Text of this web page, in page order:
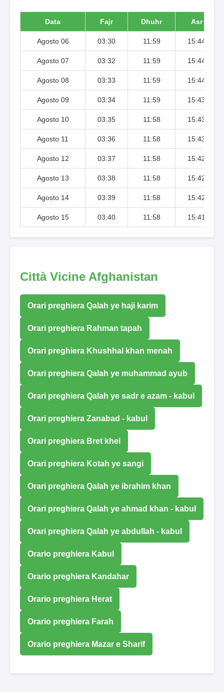
Data Fajr Dhuhr Asr
Agosto 06 03:30 11:59 15:44
Agosto 07 03:32 11:59 15:44
Agosto 08 03:33 11:59 15:44
Agosto 09 03:34 11:59 15:43
Agosto 10 03:35 11:58 15:43
Agosto 11 03:36 11:58 15:43
Agosto 12 03:37 11:58 15:42
Agosto 13 03:38 11:58 15:42
Agosto 14 03:39 11:58 15:42
Agosto 15 03:40 11:58 15:41
Città Vicine Afghanistan
Orari preghiera Qalah ye haji karim
Orari preghiera Rahman tapah
Orari preghiera Khushhal khan menah
Orari preghiera Qalah ye muhammad ayub
Orari preghiera Qalah ye sadr e azam - kabul
Orari preghiera Zanabad - kabul
Orari preghiera Bret khel
Orari preghiera Kotah ye sangi
Orari preghiera Qalah ye ibrahim khan
Orari preghiera Qalah ye ahmad khan - kabul
Orari preghiera Qalah ye abdullah - kabul
Orario preghiera Kabul
Orario preghiera Kandahar
Orario preghiera Herat
Orario preghiera Farah
Orario preghiera Mazar e Sharif